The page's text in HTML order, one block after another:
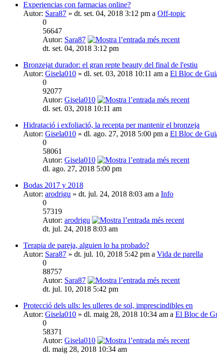
Experiencias con farmacias online?
Autor: Sara87 » dt. set. 04, 2018 3:12 pm a Off-topic
0
56647
Autor: Sara87
dt. set. 04, 2018 3:12 pm
Bronzejat durador: el gran repte beauty del final de l'estiu
Autor: Gisela010 » dl. set. 03, 2018 10:11 am a El Bloc de
0
92077
Autor: Gisela010
dl. set. 03, 2018 10:11 am
Hidratació i exfoliació, la recepta per mantenir el bronzeja
Autor: Gisela010 » dl. ago. 27, 2018 5:00 pm a El Bloc de
0
58061
Autor: Gisela010
dl. ago. 27, 2018 5:00 pm
Bodas 2017 y 2018
Autor: arodrigu » dt. jul. 24, 2018 8:03 am a Info
0
57319
Autor: arodrigu
dt. jul. 24, 2018 8:03 am
Terapia de pareja, alguien lo ha probado?
Autor: Sara87 » dt. jul. 10, 2018 5:42 pm a Vida de parella
0
88757
Autor: Sara87
dt. jul. 10, 2018 5:42 pm
Protecció dels ulls: les ulleres de sol, imprescindibles en
Autor: Gisela010 » dl. maig 28, 2018 10:34 am a El Bloc de
0
58371
Autor: Gisela010
dl. maig 28, 2018 10:34 am